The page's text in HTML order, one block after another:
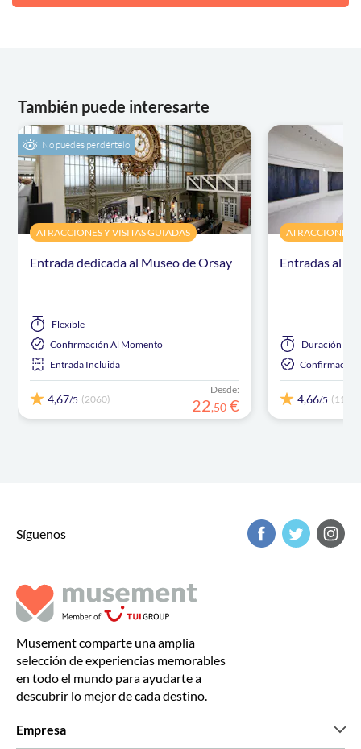
También puede interesarte
No puedes perdértelo
ATRACCIONES Y VISITAS GUIADAS
Entrada dedicada al Museo de Orsay
Flexible
Confirmación Al Momento
Entrada Incluida
4,67/5 (2060)
Desde:
22,50 €
ATRACCIONES
Entradas al
Duración
Confirmación
4,66/5 (1102)
Síguenos
Musement comparte una amplia
selección de experiencias memorables
en todo el mundo para ayudarte a
descubrir lo mejor de cada destino.
Empresa